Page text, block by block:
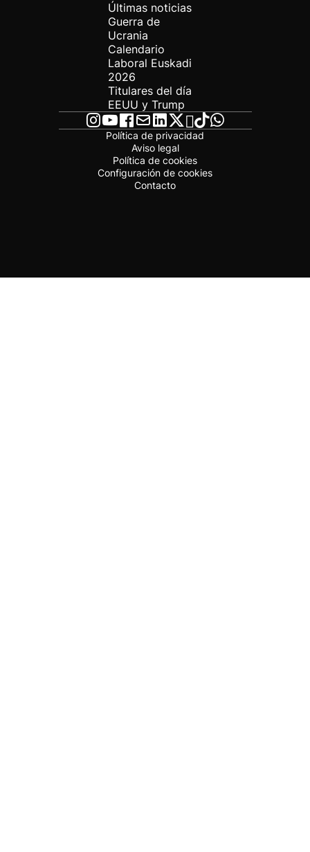
Últimas noticias
Guerra de
Ucrania
Calendario
Laboral Euskadi
2026
Titulares del día
EEUU y Trump
Política de privacidad
Aviso legal
Política de cookies
Configuración de cookies
Contacto